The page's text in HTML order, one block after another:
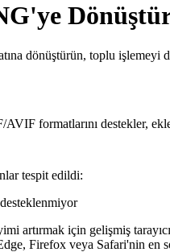
dönüştürün, toplu işlemeyi
formatlarını destekler,
tespit edildi:
artırmak için gelişmiş
Firefox veya Safari'nin en